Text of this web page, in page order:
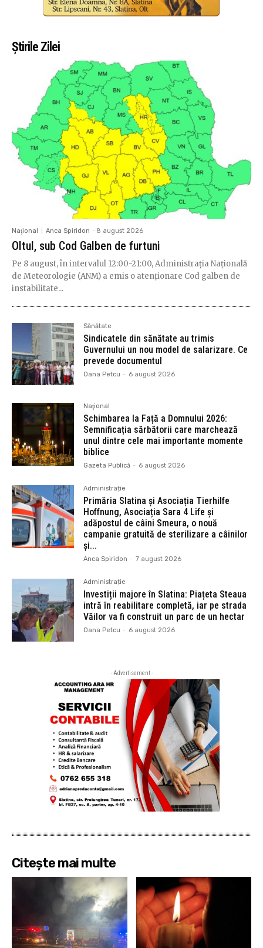
Știrile Zilei
Naţional Anca Spiridon - 8 august 2026
Oltul, sub Cod Galben de furtuni
Pe 8 august, în intervalul 12:00-21:00, Administrația Națională
de Meteorologie (ANM) a emis o atenționare Cod galben de
instabilitate...
Sănătate
Sindicatele din sănătate au trimis
Guvernului un nou model de salarizare. Ce
prevede documentul
Oana Petcu - 6 august 2026
Naţional
Schimbarea la Față a Domnului 2026:
Semnificația sărbătorii care marchează
unul dintre cele mai importante momente
biblice
Gazeta Publică - 6 august 2026
Administrație
Primăria Slatina și Asociația Tierhilfe
Hoffnung, Asociația Sara 4 Life și
adăpostul de câini Smeura, o nouă
campanie gratuită de sterilizare a câinilor
și...
Anca Spiridon - 7 august 2026
Administrație
Investiții majore în Slatina: Piațeta Steaua
intră în reabilitare completă, iar pe strada
Văilor va fi construit un parc de un hectar
Oana Petcu - 6 august 2026
- Advertisement -
Citește mai multe